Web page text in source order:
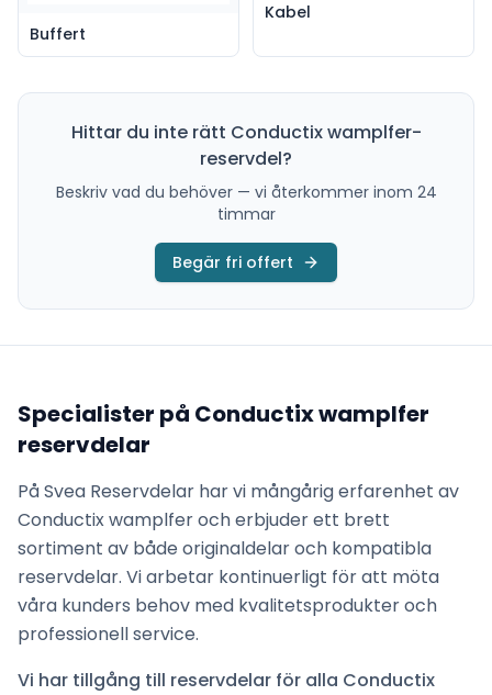
Buffert
Kabel
Hittar du inte rätt Conductix wamplfer-
reservdel?
Beskriv vad du behöver — vi återkommer inom 24
timmar
Begär fri offert
Specialister på Conductix wamplfer
reservdelar
På Svea Reservdelar har vi mångårig erfarenhet av
Conductix wamplferoch erbjuder ett brett
sortiment av både originaldelar och kompatibla
reservdelar. Vi arbetar kontinuerligt för att möta
våra kunders behov med kvalitetsprodukter och
professionell service.
Vi har tillgång till reservdelar för alla Conductix